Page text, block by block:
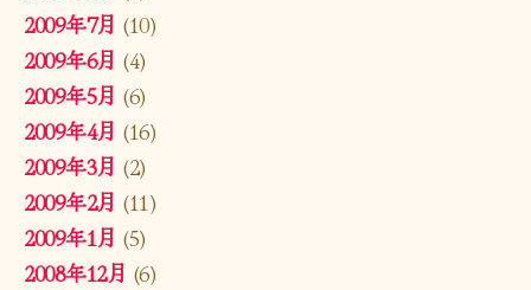
2009年7月 (10)
2009年6月 (4)
2009年5月 (6)
2009年4月 (16)
2009年3月 (2)
2009年2月 (11)
2009年1月 (5)
2008年12月 (6)